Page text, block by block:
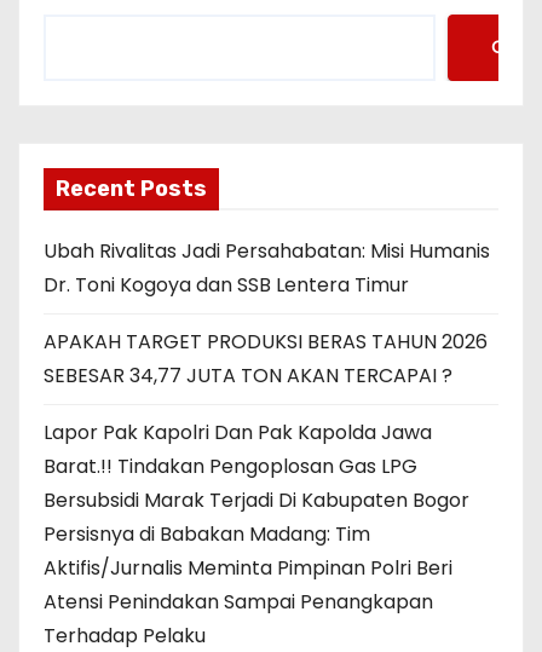
Cari
Recent Posts
Ubah Rivalitas Jadi Persahabatan: Misi Humanis
Dr. Toni Kogoya dan SSB Lentera Timur
APAKAH TARGET PRODUKSI BERAS TAHUN 2026
SEBESAR 34,77 JUTA TON AKAN TERCAPAI ?
Lapor Pak Kapolri Dan Pak Kapolda Jawa
Barat.!! Tindakan Pengoplosan Gas LPG
Bersubsidi Marak Terjadi Di Kabupaten Bogor
Persisnya di Babakan Madang: Tim
Aktifis/Jurnalis Meminta Pimpinan Polri Beri
Atensi Penindakan Sampai Penangkapan
Terhadap Pelaku